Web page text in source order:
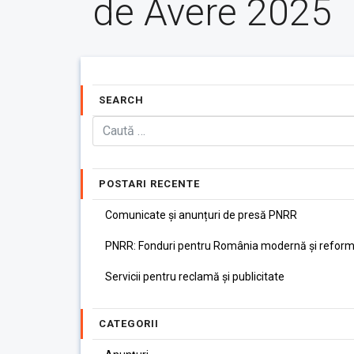
de Avere 2025
SEARCH
POSTARI RECENTE
Comunicate și anunțuri de presă PNRR
PNRR: Fonduri pentru România modernă și
Servicii pentru reclamă și publicitate
CATEGORII